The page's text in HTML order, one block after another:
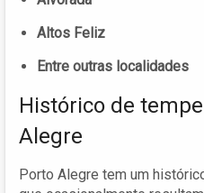
Altos Feliz
Entre outras localidades
Histórico de
Alegre
Porto Alegre tem um